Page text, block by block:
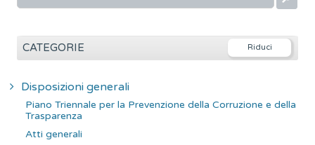
r
CATEGORIE
Disposizioni generali
Piano Triennale per la Prevenzione della Corruzione e della
Trasparenza
Atti generali